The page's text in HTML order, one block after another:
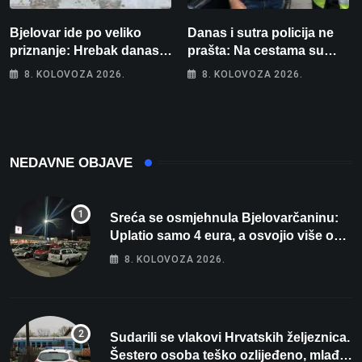
Bjelovar ide po veliko
priznanje: Hrebak danas u
Parizu predstavlja
8. KOLOVOZA 2026.
Danas i sutra policija ne
prašta: Na cestama su
posebno na meti ovi
8. KOLOVOZA 2026.
NEDAVNE OBJAVE
Sreća se osmjehnula Bjelovarčaninu:
Uplatio samo 4 eura, a osvojio više od
80 tisuća eura
8. KOLOVOZA 2026.
Sudarili se vlakovi Hrvatskih željeznica.
Šestero osoba teško ozlijeđeno, mlađa